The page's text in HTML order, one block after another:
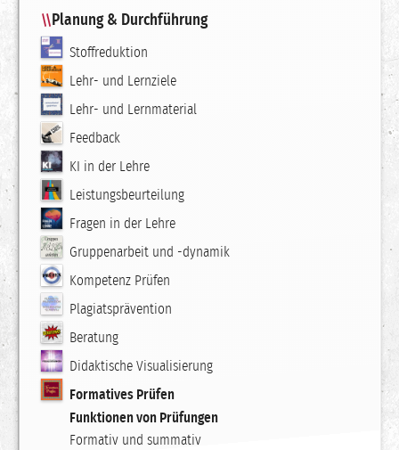
Planung & Durchführung
Stoffreduktion
Lehr- und Lernziele
Lehr- und Lernmaterial
Feedback
KI in der Lehre
Leistungsbeurteilung
Fragen in der Lehre
Gruppenarbeit und -dynamik
Kompetenz Prüfen
Plagiatsprävention
Beratung
Didaktische Visualisierung
Formatives Prüfen
Funktionen von Prüfungen
Formativ und summativ